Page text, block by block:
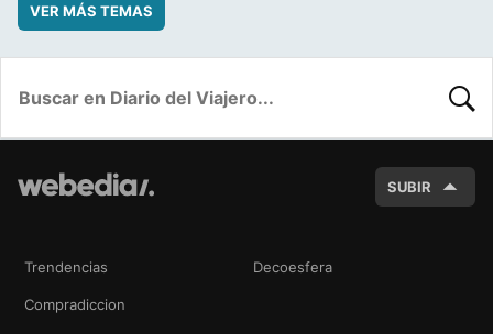
VER MÁS TEMAS
SUBIR
Trendencias Decoesfera
Compradiccion